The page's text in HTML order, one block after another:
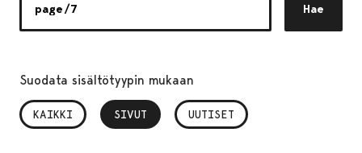
Hae
Suodata sisältötyypin mukaan
KAIKKI SIVUT
, VALITTU UUTISET